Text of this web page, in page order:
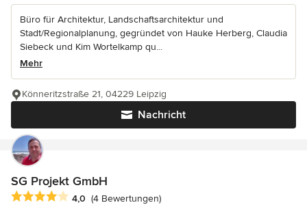
Büro für Architektur, Landschaftsarchitektur und
Stadt/Regionalplanung, gegründet von Hauke Herberg, Claudia
Siebeck und Kim Wortelkamp qu...
Mehr
Nachricht
Könneritzstraße 21, 04229 Leipzig
SG Projekt GmbH
Durchschnittliche Bewertung: 4 von 5 Sternen
4,0 (4 Bewertungen)